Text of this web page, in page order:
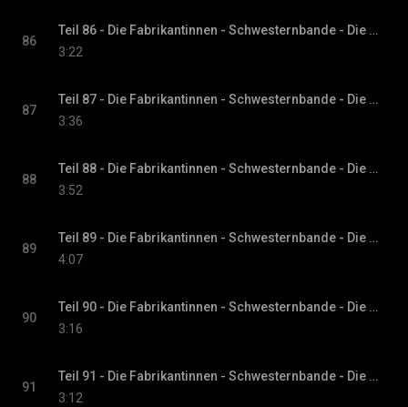
86
Teil 86 - Die Fabrikantinnen - Schwesternbande - Die Fabrikantinnen-Saga, Band 1
3:22
87
Teil 87 - Die Fabrikantinnen - Schwesternbande - Die Fabrikantinnen-Saga, Band 1
3:36
88
Teil 88 - Die Fabrikantinnen - Schwesternbande - Die Fabrikantinnen-Saga, Band 1
3:52
89
Teil 89 - Die Fabrikantinnen - Schwesternbande - Die Fabrikantinnen-Saga, Band 1
4:07
90
Teil 90 - Die Fabrikantinnen - Schwesternbande - Die Fabrikantinnen-Saga, Band 1
3:16
91
Teil 91 - Die Fabrikantinnen - Schwesternbande - Die Fabrikantinnen-Saga, Band 1
3:12